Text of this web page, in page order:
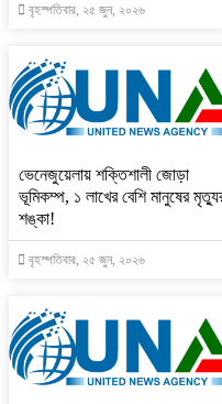
বৃহস্পতিবার, ২৫ জুন, ২০২৬
ভেনেজুয়েলায় শক্তিশালী জোড়া
ভূমিকম্প, ১ লাখের বেশি মানুষের
শঙ্কা!
বৃহস্পতিবার, ২৫ জুন, ২০২৬